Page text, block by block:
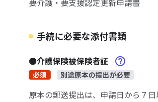
要介護・要支援認定更新申請書
手続に必要な添付書類
●介護保険被保険者証
必須 別途原本の提出が必要
原本の郵送提出は、申請日から７日